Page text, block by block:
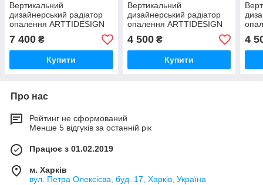
Вертикальний
дизайнерський радіатор
опалення ARTTIDESIGN
Rimini II 4/1500/236/50
чорний матовий
7 400 ₴
Купити
Вертикальний
дизайнерський радіатор
опалення ARTTIDESIGN
Rimini 4/1500/236/50
чорний матовий
4 500₴
Купити
4
Про нас
Рейтинг не сформований
Менше 5 відгуків за останній рік
Працює з 01.02.2019
м. Харків
вул. Петра Олексієва, буд. 17, Харків, Україна